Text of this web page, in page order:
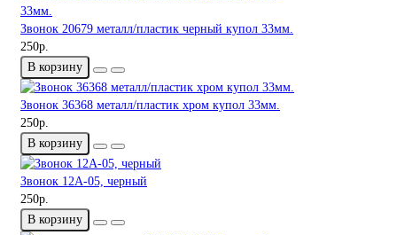
Звонок 20679 металл/пластик черный купол 33мм.
250р.
В корзину
Звонок 36368 металл/пластик хром купол 33мм.
250р.
В корзину
Звонок 12A-05, черный
250р.
В корзину